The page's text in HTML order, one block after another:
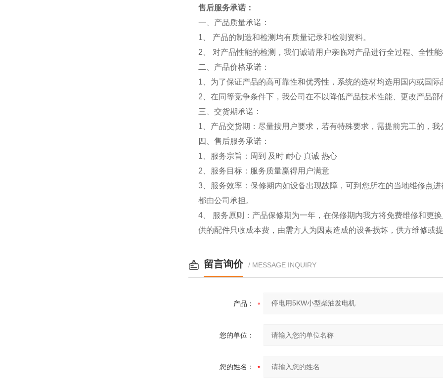
外形尺寸[mm]
净重[kg]
厂家电话
售后服务承诺：
一、产品质量承诺：
1、 产品的制造和检测均有质量记录和检测资料。
2、 对产品性能的检测，我们诚请用户亲临对产品进行全过程、全性
二、产品价格承诺：
1、为了保证产品的高可靠性和优秀性，系统的选材均选用国内或国际
2、在同等竞争条件下，我公司在不以降低产品技术性能、更改产品
三、交货期承诺：
1、产品交货期：尽量按用户要求，若有特殊要求，需提前完工的，
四、售后服务承诺：
1、服务宗旨：周到 及时 耐心 真诚 热心
2、服务目标：服务质量赢得用户满意
3、服务效率：保修期内如设备出现故障，可到您所在的当地维修点
都由公司承担。
4、 服务原则：产品保修期为一年，在保修期内我方将免费维修和更
供的配件只收成本费，由需方人为因素造成的设备损坏，供方维修或
留言询价 / MESSAGE INQUIRY
产品：
您的单位：
您的姓名：